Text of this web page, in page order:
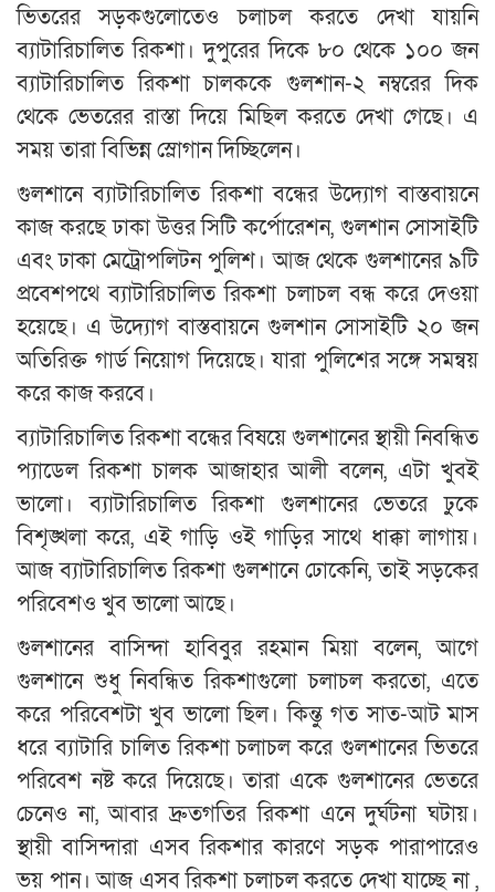
ভিতরের সড়কগুলোতেও চলাচল করতে দেখা যায়নি
ব্যাটারিচালিত রিকশা। দুপুরের দিকে ৮০ থেকে ১০০ জন
ব্যাটারিচালিত রিকশা চালককে গুলশান-২ নম্বরের দিক
থেকে ভেতরের রাস্তা দিয়ে মিছিল করতে দেখা গেছে। এ
সময় তারা বিভিন্ন স্লোগান দিচ্ছিলেন।
গুলশানে ব্যাটারিচালিত রিকশা বন্ধের উদ্যোগ বাস্তবায়নে
কাজ করছে ঢাকা উত্তর সিটি কর্পোরেশন, গুলশান সোসাইটি
এবং ঢাকা মেট্রোপলিটন পুলিশ। আজ থেকে গুলশানের ৯টি
প্রবেশপথে ব্যাটারিচালিত রিকশা চলাচল বন্ধ করে দেওয়া
হয়েছে। এ উদ্যোগ বাস্তবায়নে গুলশান সোসাইটি ২০ জন
অতিরিক্ত গার্ড নিয়োগ দিয়েছে। যারা পুলিশের সঙ্গে সমন্বয়
করে কাজ করবে।
ব্যাটারিচালিত রিকশা বন্ধের বিষয়ে গুলশানের স্থায়ী নিবন্ধিত
প্যাডেল রিকশা চালক আজাহার আলী বলেন, এটা খুবই
ভালো। ব্যাটারিচালিত রিকশা গুলশানের ভেতরে ঢুকে
বিশৃঙ্খলা করে, এই গাড়ি ওই গাড়ির সাথে ধাক্কা লাগায়।
আজ ব্যাটারিচালিত রিকশা গুলশানে ঢোকেনি, তাই সড়কের
পরিবেশও খুব ভালো আছে।
গুলশানের বাসিন্দা হাবিবুর রহমান মিয়া বলেন, আগে
গুলশানে শুধু নিবন্ধিত রিকশাগুলো চলাচল করতো, এতে
করে পরিবেশটা খুব ভালো ছিল। কিন্তু গত সাত-আট মাস
ধরে ব্যাটারি চালিত রিকশা চলাচল করে গুলশানের ভিতরে
পরিবেশ নষ্ট করে দিয়েছে। তারা একে গুলশানের ভেতরে
চেনেও না, আবার দ্রুতগতির রিকশা এনে দুর্ঘটনা ঘটায়।
স্থায়ী বাসিন্দারা এসব রিকশার কারণে সড়ক পারাপারেও
ভয় পান। আজ এসব রিকশা চলাচল করতে দেখা যাচ্ছে না ,